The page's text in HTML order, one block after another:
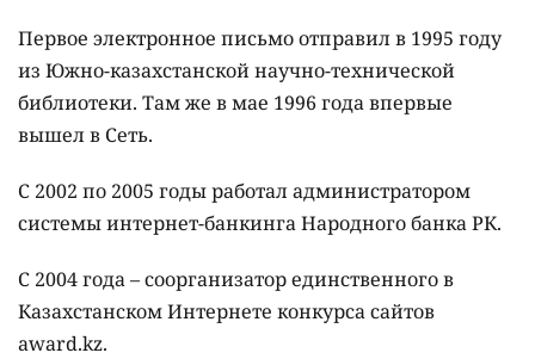
Первое электронное письмо отправил в 1995 году
из Южно-казахстанской научно-технической
библиотеки. Там же в мае 1996 года впервые
вышел в Сеть.
С 2002 по 2005 годы работал администратором
системы интернет-банкинга Народного банка РК.
С 2004 года – соорганизатор единственного в
Казахстанском Интернете конкурса сайтов
awаrd.kz.